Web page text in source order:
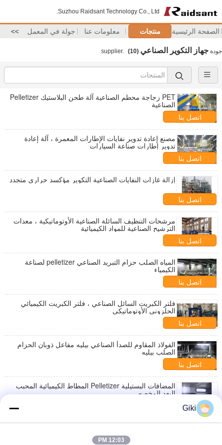
Suzhou Raidsant Technology Co., Ltd.
الصفحة الرئيسية منتجات معلومات عنا جولة في المعمل >>
جودة جهاز التكوير الصناعي (10)
PET زجاجة محطم الصناعية آلة طحن البلاستيك Pelletizer
الصناعية
اتصل بنا
مصنع إعادة تدوير نفايات الإطارات المعمرة ، آلة إعادة
تدوير إطارات صناعة السيارات
اتصل بنا
إزالة غازات النفايات الصناعية التكوير مؤكسد حراري متجدد
اتصل بنا
مرشحات التنظيف السائلة الصناعية الأوتوماتيكية ، معدات
الترشيح الصناعية للمواد الكيميائية
اتصل بنا
المياه الصلب حزام التبريد الصناعي pelletizer لصناعة
الكيمياء
اتصل بنا
فلتر الكبريت السائل الصناعي ، فلتر الكبريت الكيميائي
الحلزوني الأوتوماتيكي
اتصل بنا
الفولاذ المقاوم للصدأ الصناعي بيليه مفاعل ذوبان الحزام
الصلب بيليه
اتصل بنا
المضافات البستيلية Pelletizer المطاط الكيميائية المحبب
البعد المخصص
اتصل بنا
Giki
12:03 PM